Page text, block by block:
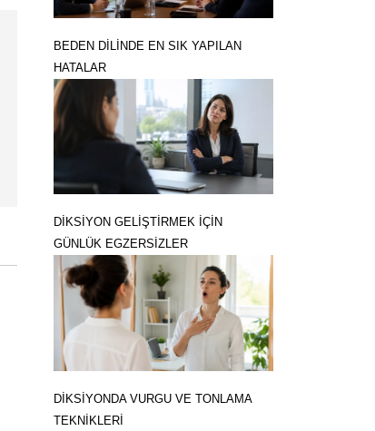
BEDEN DİLİNDE EN SIK YAPILAN
HATALAR
DİKSİYON GELİŞTİRMEK İÇİN
GÜNLÜK EGZERSİZLER
DİKSİYONDA VURGU VE TONLAMA
TEKNİKLERİ